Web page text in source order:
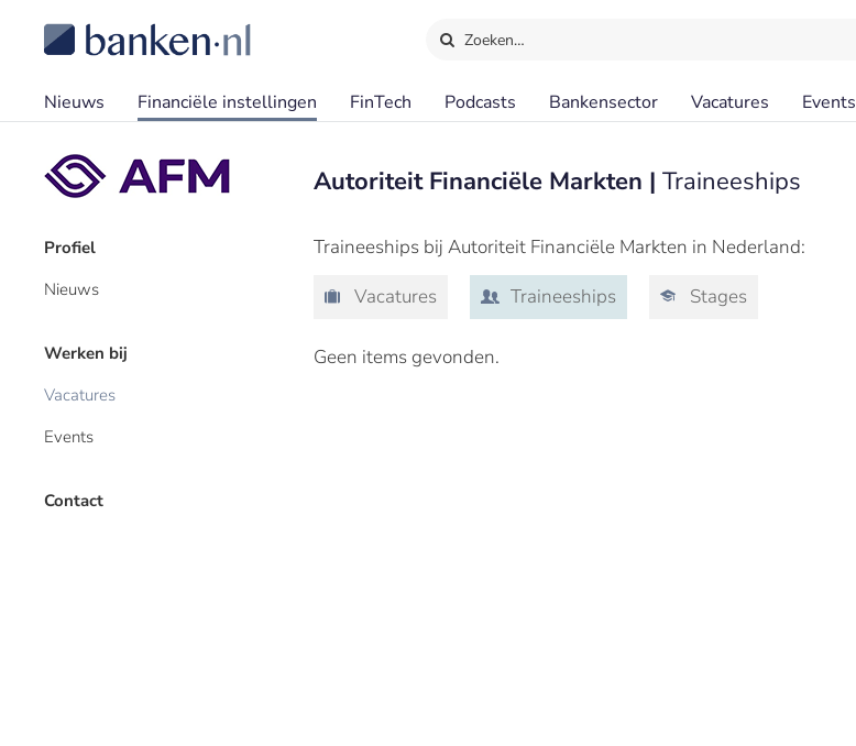
Zoeken…
Nieuws Financiële instellingen FinTech Podcasts Bankensector Vacatures Events
Profiel
Nieuws
Werken bij
Vacatures
Events
Contact
Autoriteit Financiële Markten | Traineeships
Traineeships bij Autoriteit Financiële Markten in Nederland:
Vacatures
Traineeships Stages
Geen items gevonden.